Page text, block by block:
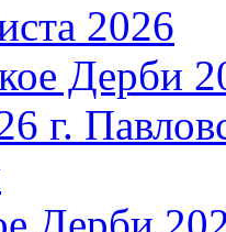
2026
Дерби
г.